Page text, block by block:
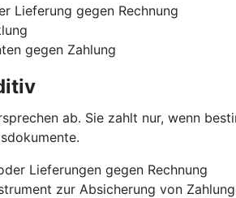
Lieferung gegen Rechnung
gegen Zahlung
ab. Sie zahlt nur, wenn
Lieferungen gegen Rechnung
zur Absicherung von